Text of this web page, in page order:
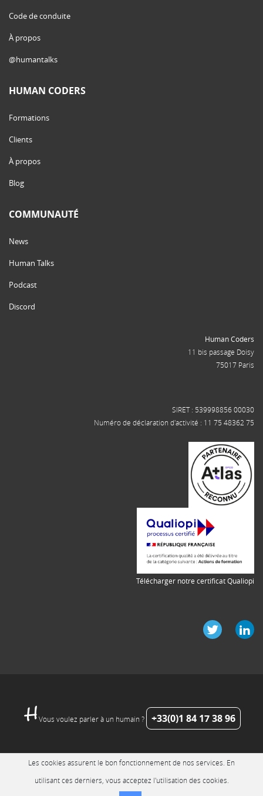
Code de conduite
À propos
@humantalks
HUMAN CODERS
Formations
Clients
À propos
Blog
COMMUNAUTÉ
News
Human Talks
Podcast
Discord
Human Coders
11 bis passage Doisy
75017 Paris
SIRET : 539998856 00030
Numéro de déclaration d'activité : 11 75 48362 75
Télécharger notre certificat Qualiopi
Vous voulez parler à un humain ? +33(0)1 84 17 38 96
Les cookies assurent le bon fonctionnement de nos services. En
utilisant ces derniers, vous acceptez l'utilisation des cookies.